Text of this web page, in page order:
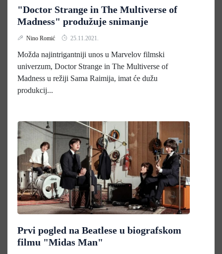
"Doctor Strange in The Multiverse of
Madness" produžuje snimanje
Nino Romić 25.11.2021.
Možda najintrigantniji unos u Marvelov filmski
univerzum, Doctor Strange in The Multiverse of
Madness u režiji Sama Raimija, imat će dužu
produkcij...
Prvi pogled na Beatlese u biografskom
filmu "Midas Man"